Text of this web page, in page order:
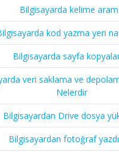
Bilgisayarda kelime
kod yazma yeri
Bilgisayarda sayfa
veri saklama ve
Nelerdir
Bilgisayardan Drive dosya
Bilgisayardan fotoğraf